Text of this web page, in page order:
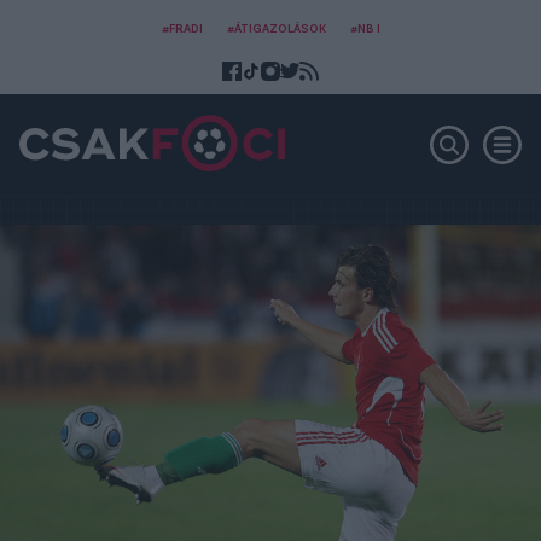
#FRADI #ÁTIGAZOLÁSOK #NB I